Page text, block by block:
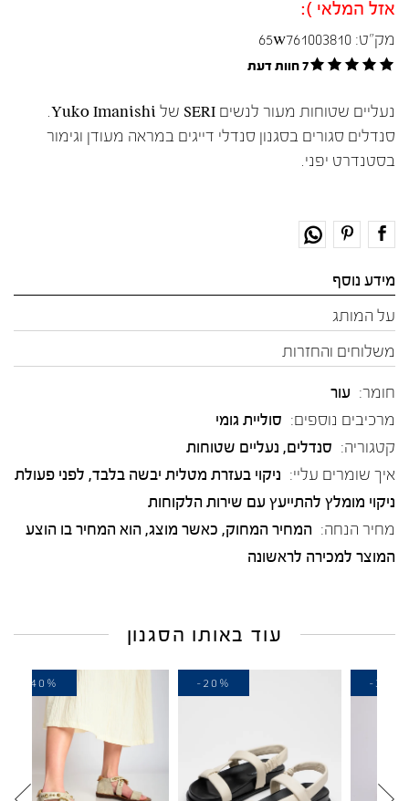
אזל המלאי ):
מק"ט: 65w761003810
7 חוות דעת
נעליים שטוחות מעור לנשים SERI של Yuko Imanishi.
סנדלים סגורים בסגנון סנדלי דייגים במראה מעודן וגימור
בסטנדרט יפני.
מידע נוסף
על המותג
משלוחים והחזרות
חומר: עור
מרכיבים נוספים: סוליית גומי
קטגוריה: סנדלים, נעליים שטוחות
איך שומרים עליי: ניקוי בעזרת מטלית יבשה בלבד, לפני פעולת
ניקוי מומלץ להתייעץ עם שירות הלקוחות
מחיר הנחה: המחיר המחוק, כאשר מוצג, הוא המחיר בו הוצע
המוצר למכירה לראשונה
עוד באותו הסגנון
-20%
-40%